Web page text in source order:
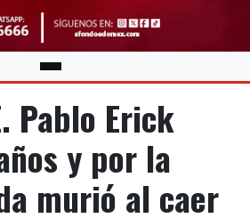
Pablo Erick
y por la
murió al caer